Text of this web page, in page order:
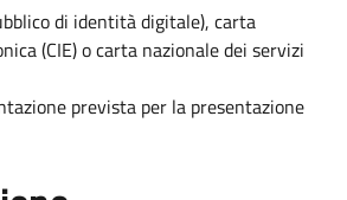
di identità digitale), carta
(CIE) o carta nazionale dei servizi
prevista per la presentazione